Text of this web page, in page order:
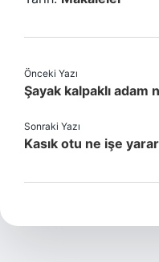
Önceki Yazı
Şayak kalpaklı adam
Sonraki Yazı
Kasık otu ne işe